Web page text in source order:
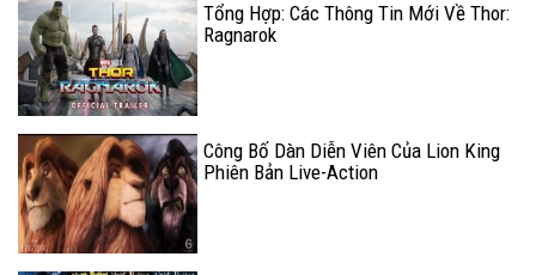
Tổng Hợp: Các Thông Tin Mới Về Thor:
Ragnarok
Công Bố Dàn Diễn Viên Của Lion King
Phiên Bản Live-Action